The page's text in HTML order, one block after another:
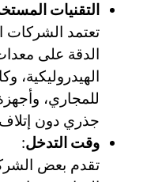
التقنيات
تعتمد
الدقة على
الهيدروليكية،
للمجاري،
جذري دون
وقت التدخل:
تقدم بعض